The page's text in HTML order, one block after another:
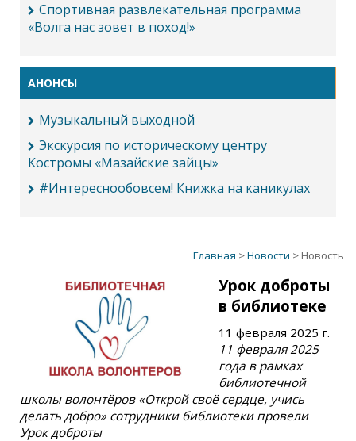
Спортивная развлекательная программа
«Волга нас зовет в поход!»
АНОНСЫ
Музыкальный выходной
Экскурсия по историческому центру
Костромы «Мазайские зайцы»
#Интереснообовсем! Книжка на каникулах
Главная >Новости > Новость
Урок доброты
в библиотеке
11 февраля 2025 г.
11 февраля 2025
года в рамках
библиотечной
школы волонтёров «Открой своё сердце, учись
делать добро» сотрудники библиотеки провели
Урок доброты